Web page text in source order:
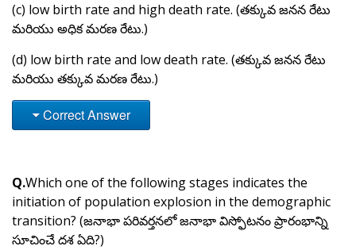
(c) low birth rate and high death rate. (తక్కువ జనన రేటు
మరియు అధిక మరణ రేటు.)
(d) low birth rate and low death rate. (తక్కువ జనన రేటు
మరియు తక్కువ మరణ రేటు.)
Correct Answer
Q.Which one of the following stages indicates the
initiation of population explosion in the demographic
transition? (జనాభా పరివర్తనలో జనాభా విస్ఫోటనం ప్రారంభాన్ని
సూచించే దశ ఏది?)